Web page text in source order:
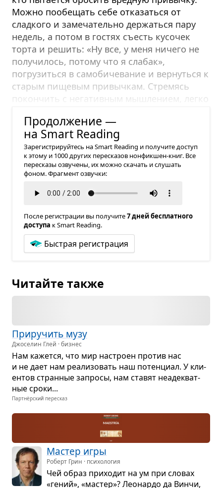
Можно пообещать себе отказаться от
сладкого и замечательно держаться пару
недель, а потом в гостях съесть кусочек
торта и решить: «Ну все, у меня ничего не
получилось, потому что я слабак»,
погрузиться в самобичевание и вернуться к
старым пищевым привычкам. Стремясь
покончить с негативным мышлением, легко
Продолжение —
на Smart Reading
Зарегистрируйтесь на Smart Reading и получите доступ
к этому и 1000 других пересказов нонфикшен-книг. Все
пересказы озвучены, их можно скачать и слушать
фоном. Фрагмент озвучки:
После регистрации вы получите7 дней бесплатного
доступа к Smart Reading.
Быстрая регистрация
Читайте также
При­ру­чить музу
Джоселин Глей · бизнес
Нам кажется, что мир настроен про­тив нас
и не дает нам реа­ли­зо­вать наш потен­циал. У кли­
ен­тов стран­ные запросы, нам ста­вят неаде­кват­
ные сроки...
Партнёрский пересказ
Мастер игры
Роберт Грин · психология
Чей образ при­хо­дит на ум при сло­вах
«гений», «мастер»? Лео­нардо да Винчи,